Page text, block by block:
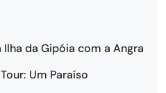
Ilha da Gipóia com a Angra
Um Paraíso